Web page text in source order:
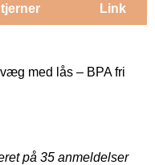
Link
med lås – BPA fri
på 35 anmeldelser